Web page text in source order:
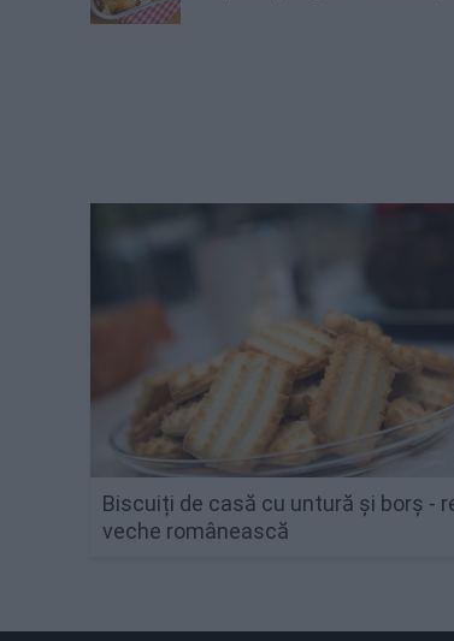
Biscuiți de casă cu untură și borș -
veche românească